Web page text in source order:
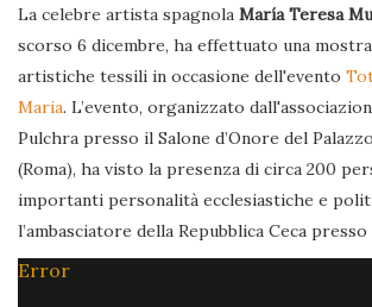
La celebre artista spagnola María Teresa
scorso 6 dicembre, ha effettuato una
artistiche tessili in occasione dell'evento
Maria. L’evento, organizzato
Pulchra presso il Salone d’Onore del
(Roma), ha visto la presenza di circa 200
importanti personalità ecclesiastiche e
l’ambasciatore della Repubblica Ceca presso
Error